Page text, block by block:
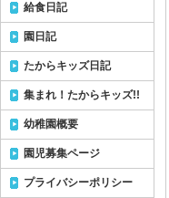
給食日記
園日記
たからキッズ日記
集まれ！たからキッズ!!
幼稚園概要
園児募集ページ
プライバシーポリシー